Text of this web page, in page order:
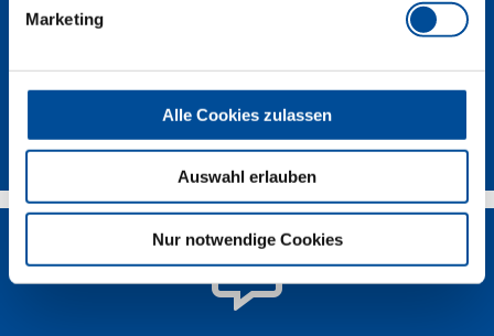
Marketing
Alle Cookies zulassen
Auswahl erlauben
Nur notwendige Cookies
Newsletter